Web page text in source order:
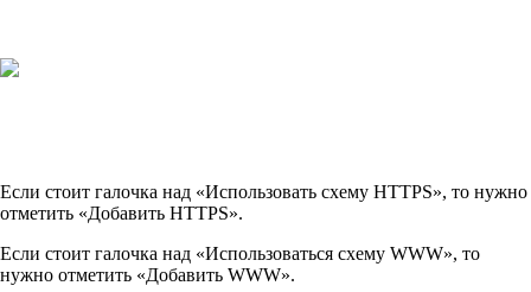
Если стоит галочка над «Использовать схему HTTPS», то нужно
отметить «Добавить HTTPS».
Если стоит галочка над «Использоваться схему WWW», то
нужно отметить «Добавить WWW».